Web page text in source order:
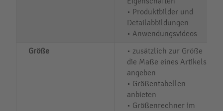
• Produktbilder und
Detailabbildungen
• Anwendungsvideos
Größe
• zusätzlich zur Größe
die Maße eines Artikels
angeben
• Größentabellen
anbieten
• Größenrechner im